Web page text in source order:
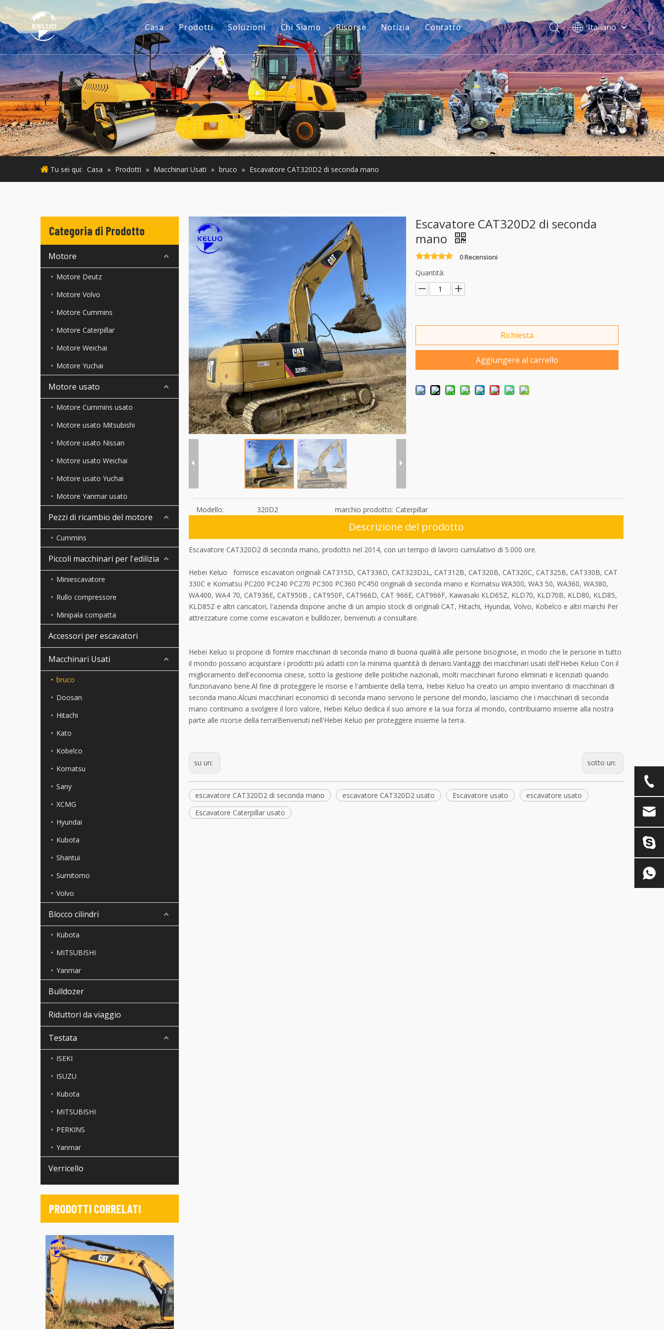
Casa Prodotti
Motore
Accessori per escavatori
Piccoli macchinari per l'edilizia
Motore usato
Macchinari Usati
Soluzioni Chi Siamo
La nostra storia
Il nostro vantaggio
Risorse
Guide
FAQ
Video
Notizia Contatto
Italiano
فارسی
Bahasa
indonesia
Türk dili
ไทย
Deutsch
Português
Español
Pусский
English
Tu sei qui: Casa » Prodotti » Macchinari Usati » bruco » Escavatore CAT320D2 di seconda mano
Categoria di Prodotto
Motore
Motore Deutz
Motore Volvo
Motore Cummins
Motore Caterpillar
Motore Weichai
Motore Yuchai
Motore usato
Motore Cummins usato
Motore usato Mitsubishi
Motore usato Nissan
Motore usato Weichai
Motore usato Yuchai
Motore Yanmar usato
Pezzi di ricambio del motore
Cummins
Piccoli macchinari per l'edilizia
Miniescavatore
Rullo compressore
Minipala compatta
Accessori per escavatori
Macchinari Usati
bruco
Doosan
Hitachi
Kato
Kobelco
Komatsu
Sany
XCMG
Hyundai
Kubota
Shantui
Sumitomo
Volvo
Blocco cilindri
Kubota
MITSUBISHI
Yanmar
Bulldozer
Riduttori da viaggio
Testata
ISEKI
ISUZU
Kubota
MITSUBISHI
PERKINS
Yanmar
Verricello
PRODOTTI CORRELATI
Escavatore CAT320D2 di seconda
mano
0 Recensioni
Quantità:
Richiesta
Aggiungere al carrello
Modello: 320D2 marchio prodotto: Caterpillar
Descrizione del prodotto
Escavatore CAT320D2 di seconda mano, prodotto nel 2014, con un tempo di lavoro cumulativo di 5.000 ore.
Hebei Keluo fornisce escavatori originali CAT315D, CAT336D, CAT323D2L, CAT312B, CAT320B, CAT320C, CAT325B, CAT330B, CAT
330C e Komatsu PC200 PC240 PC270 PC300 PC360 PC450 originali di seconda mano e Komatsu WA300, WA3 50, WA360, WA380,
WA400, WA4 70, CAT936E, CAT950B , CAT950F, CAT966D, CAT 966E, CAT966F, Kawasaki KLD65Z, KLD70, KLD70B, KLD80, KLD85,
KLD85Z e altri caricatori, l'azienda dispone anche di un ampio stock di originali CAT, Hitachi, Hyundai, Volvo, Kobelco e altri marchi Per
attrezzature come come escavatori e bulldozer, benvenuti a consultare.
Hebei Keluo si propone di fornire macchinari di seconda mano di buona qualità alle persone bisognose, in modo che le persone in tutto
il mondo possano acquistare i prodotti più adatti con la minima quantità di denaro.Vantaggi dei macchinari usati dell'Hebei Keluo Con il
miglioramento dell'economia cinese, sotto la gestione delle politiche nazionali, molti macchinari furono eliminati e licenziati quando
funzionavano bene.Al fine di proteggere le risorse e l'ambiente della terra, Hebei Keluo ha creato un ampio inventario di macchinari di
seconda mano.Alcuni macchinari economici di seconda mano servono le persone del mondo, lasciamo che i macchinari di seconda
mano continuino a svolgere il loro valore, Hebei Keluo dedica il suo amore e la sua forza al mondo, contribuiamo insieme alla nostra
parte alle risorse della terra!Benvenuti nell'Hebei Keluo per proteggere insieme la terra.
su un: sotto un:
escavatore CAT320D2 di seconda mano escavatore CAT320D2 usato Escavatore usato
escavatore usato
Escavatore Caterpillar usato